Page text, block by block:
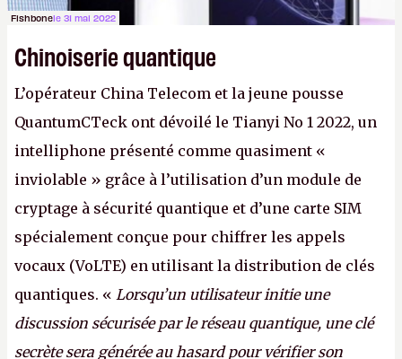
Fishbonele 31 mai 2022
Chinoiserie quantique
L’opérateur China Telecom et la jeune pousse
QuantumCTeck ont dévoilé le Tianyi No 1 2022, un
intelliphone présenté comme quasiment «
inviolable » grâce à l’utilisation d’un module de
cryptage à sécurité quantique et d’une carte SIM
spécialement conçue pour chiffrer les appels
vocaux (VoLTE) en utilisant la distribution de clés
quantiques. « Lorsqu’un utilisateur initie une
discussion sécurisée par le réseau quantique, une clé
secrète sera générée au hasard pour vérifier son